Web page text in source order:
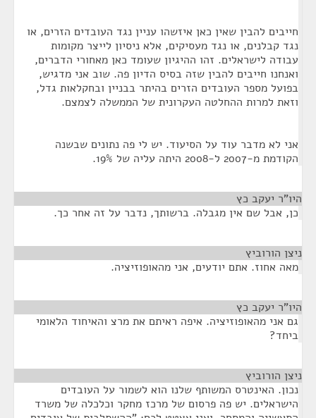
חייבים להבין שאין כאן איזשהו עניין נגד העובדים הזרים, או
נגד קבלנים, או נגד מעסיקים, אלא ניסיון לייצר מקומות
עבודה לישראלים. זהו ההיגיון שעומד כאן מאחורי הדברים,
ואנחנו חייבים להבין שזה בסיס הדיון פה. שוב אני מדגיש,
בפועל מספר העובדים הזרים בהיתר בבניין ובחקלאות גדל,
וזאת למרות ההחלטה העקרונית של הממשלה לצמצם.
אני לא מדבר עוד על הסיעוד. יש לי פה נתונים שבשנה
הקודמת מ-2007 ל-2008 היתה עליה של 19%.
היו"ר יעקב כץ
כן, אבל שם אין מגבלה. ברשותך, נדבר על זה אחר כך.
ניצן הורוביץ
מאה אחוז. אתם יודעים, אני מהאופוזיציה.
היו"ר יעקב כץ
גם אני מהאופוזיציה. איפה ראיתם את מרצ והאיחוד הלאומי
ביחד?
ניצן הורוביץ
נכון. האינטרס המשותף שלנו הוא לשמור על העובדים
הישראלים. יש פה פרסום של מרכז מחקר וכלכלה של משרד